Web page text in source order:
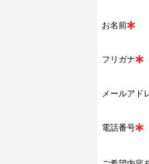
お名前
フリガナ
メールアド
電話番号